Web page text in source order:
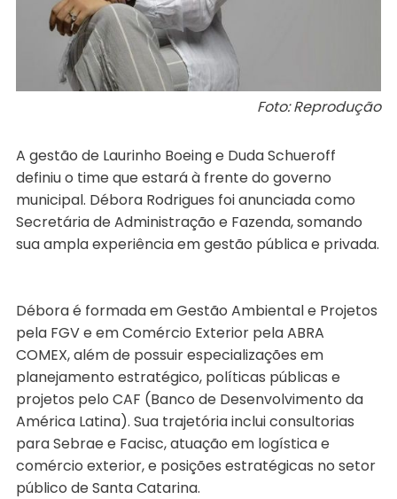
Foto: Reprodução
A gestão de Laurinho Boeing e Duda Schueroff
definiu o time que estará à frente do governo
municipal. Débora Rodrigues foi anunciada como
Secretária de Administração e Fazenda, somando
sua ampla experiência em gestão pública e privada.
Débora é formada em Gestão Ambiental e Projetos
pela FGV e em Comércio Exterior pela ABRA
COMEX, além de possuir especializações em
planejamento estratégico, políticas públicas e
projetos pelo CAF (Banco de Desenvolvimento da
América Latina). Sua trajetória inclui consultorias
para Sebrae e Facisc, atuação em logística e
comércio exterior, e posições estratégicas no setor
público de Santa Catarina.